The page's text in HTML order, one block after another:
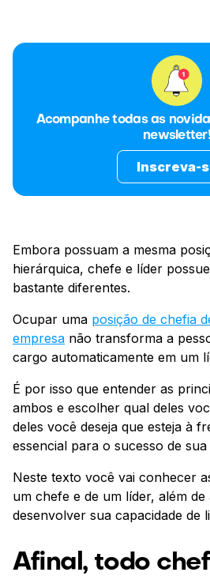
Acompanhe todas as
newsletter!
Inscreva-
Embora possuam a mesma
hierárquica, chefe e líder
bastante diferentes.
Ocupar uma posição de chefia
empresa não transforma a
cargo automaticamente em um
É por isso que entender as
ambos e escolher qual deles
deles você deseja que esteja à
essencial para o sucesso de sua
Neste texto você vai conhecer
um chefe e de um líder, além
desenvolver sua capacidade de
Afinal, todo